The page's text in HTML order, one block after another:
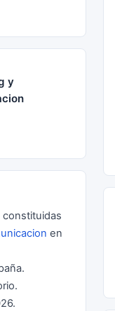
y
constituidas
en